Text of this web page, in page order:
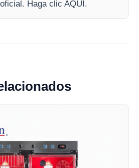
Haga clic AQUI.